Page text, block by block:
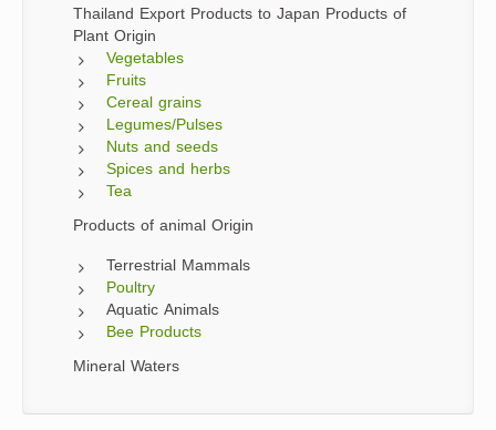
Thailand Export Products to Japan Products of
Plant Origin
Vegetables
Fruits
Cereal grains
Legumes/Pulses
Nuts and seeds
Spices and herbs
Tea
Products of animal Origin
Terrestrial Mammals
Poultry
Aquatic Animals
Bee Products
Mineral Waters